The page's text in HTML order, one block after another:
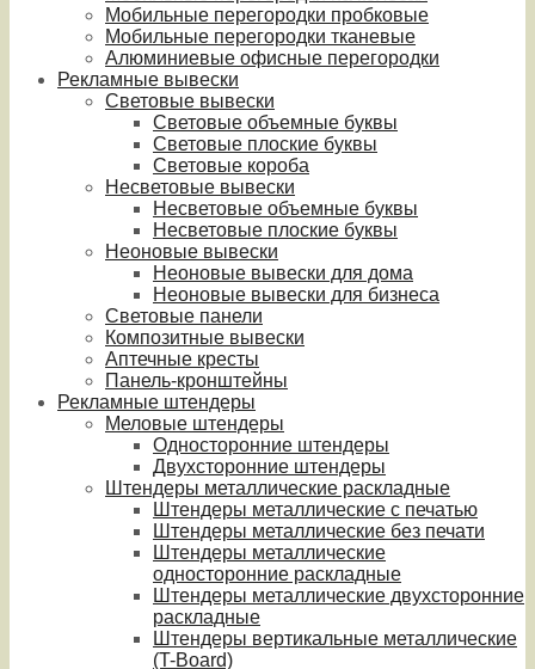
Мобильные перегородки пробковые
Мобильные перегородки тканевые
Алюминиевые офисные перегородки
Рекламные вывески
Световые вывески
Световые объемные буквы
Световые плоские буквы
Световые короба
Несветовые вывески
Несветовые объемные буквы
Несветовые плоские буквы
Неоновые вывески
Неоновые вывески для дома
Неоновые вывески для бизнеса
Световые панели
Композитные вывески
Аптечные кресты
Панель-кронштейны
Рекламные штендеры
Меловые штендеры
Односторонние штендеры
Двухсторонние штендеры
Штендеры металлические раскладные
Штендеры металлические с печатью
Штендеры металлические без печати
Штендеры металлические
односторонние раскладные
Штендеры металлические двухсторонние
раскладные
Штендеры вертикальные металлические
(T-Board)